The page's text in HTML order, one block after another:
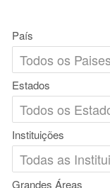
País
Estados
Instituições
Grandes Áreas